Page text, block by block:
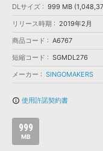
効果音 »
BGM »
お問い合わせ »
APS
SLS
ランキング
DLサイズ
999 MB
リリース時期
2019年2月
商品コード
A6767
短縮コード
SGMDL276
メーカー
SINGOMAKERS
info_outline 使用許諾契約書
999
MB